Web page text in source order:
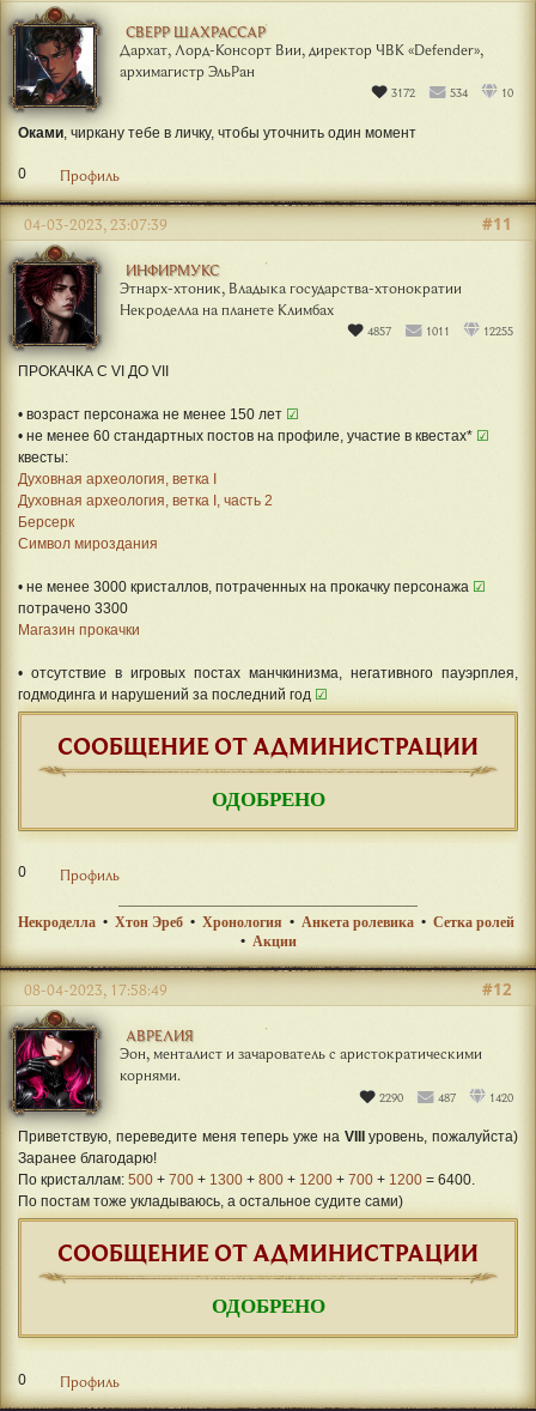
СВЕРР ШАХРАССАР
Дархат, Лорд-Консорт Вии, директор ЧВК «Defender»,
архимагистр ЭльРан
3172 534 10
Оками, чиркану тебе в личку, чтобы уточнить один момент
0 Профиль
ИНФИРМУКС
Этнарх-хтоник, Владыка государства-хтонократии
Некроделла на планете Климбах
4857 1011 12255
#11
04-03-2023, 23:07:39
ПРОКАЧКА С VI ДО VII
• возраст персонажа не менее 150 лет ☑
• не менее 60 стандартных постов на профиле, участие в квестах* ☑
квесты:
Духовная археология, ветка I
Духовная археология, ветка I, часть 2
Берсерк
Символ мироздания
• не менее 3000 кристаллов, потраченных на прокачку персонажа ☑
потрачено 3300
Магазин прокачки
• отсутствие в игровых постах манчкинизма, негативного пауэрплея,
годмодинга и нарушений за последний год ☑
СООБЩЕНИЕ ОТ АДМИНИСТРАЦИИ
ОДОБРЕНО
0 Профиль
Некроделла • Хтон Эреб • Хронология • Анкета ролевика • Сетка ролей
• Акции
АВРЕЛИЯ
Эон, менталист и зачарователь с аристократическими
корнями.
2290 487 1420
#12
08-04-2023, 17:58:49
Приветствую, переведите меня теперь уже на VIII
уровень, пожалуйста)
Заранее благодарю!
По кристаллам: 500 + 700 + 1300 + 800 + 1200 + 700 + 1200 = 6400.
По постам тоже укладываюсь, а остальное судите сами)
СООБЩЕНИЕ ОТ АДМИНИСТРАЦИИ
ОДОБРЕНО
0 Профиль